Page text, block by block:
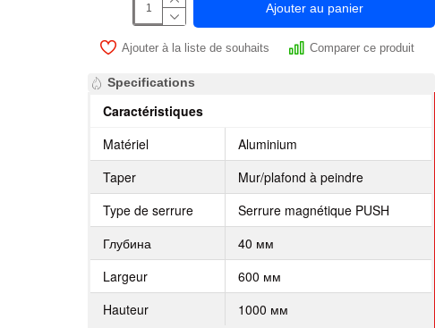
Ajouter au panier
Ajouter à la liste de souhaits Comparer ce produit
Specifications
Caractéristiques
Matériel
Aluminium
Taper
Mur/plafond à peindre
Type de serrure
Serrure magnétique PUSH
Глубина
40 мм
Largeur
600 мм
Hauteur
1000 мм